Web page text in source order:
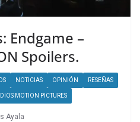
Endgame –
Spoilers.
NOTICIAS OPINIÓN RESEÑAS
MOTION PICTURES
Ayala